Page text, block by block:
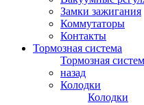
Замки зажигания
Коммутаторы
Контакты
Тормозная система
Тормозная
назад
Колодки
Колодки